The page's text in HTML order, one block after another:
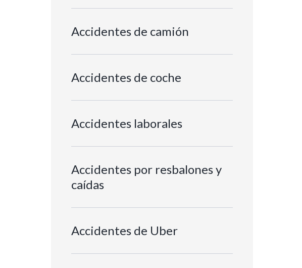
Accidentes de camión
Accidentes de coche
Accidentes laborales
Accidentes por resbalones y
caídas
Accidentes de Uber